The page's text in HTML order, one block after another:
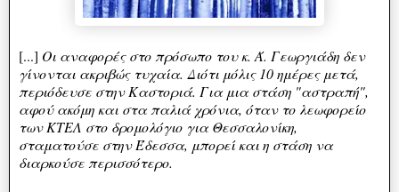
[...] Οι αναφορές στο πρόσωπο του κ. Ά. Γεωργιάδη δεν
γίνονται ακριβώς τυχαία. Διότι μόλις 10 ημέρες μετά,
περιόδευσε στην Καστοριά. Για μια στάση "αστραπή",
αφού ακόμη και στα παλιά χρόνια, όταν το λεωφορείο
των ΚΤΕΛ στο δρομολόγιο για Θεσσαλονίκη,
σταματούσε στην Έδεσσα, μπορεί και η στάση να
διαρκούσε περισσότερο.